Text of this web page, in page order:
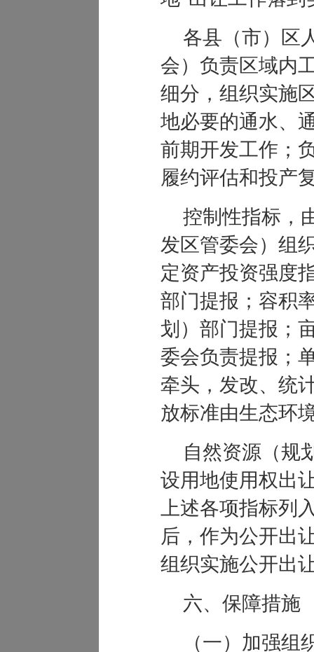
各县（市）区
会）负责区域内
细分，组织实施
地必要的通水、
前期开发工作；
履约评估和投产
控制性指标，
发区管委会）组
定资产投资强度
部门提报；容积
划）部门提报；
委会负责提报；
牵头，发改、统
放标准由生态环
自然资源（规
设用地使用权出
上述各项指标列
后，作为公开出
组织实施公开出
六、保障措施
（一）加强组